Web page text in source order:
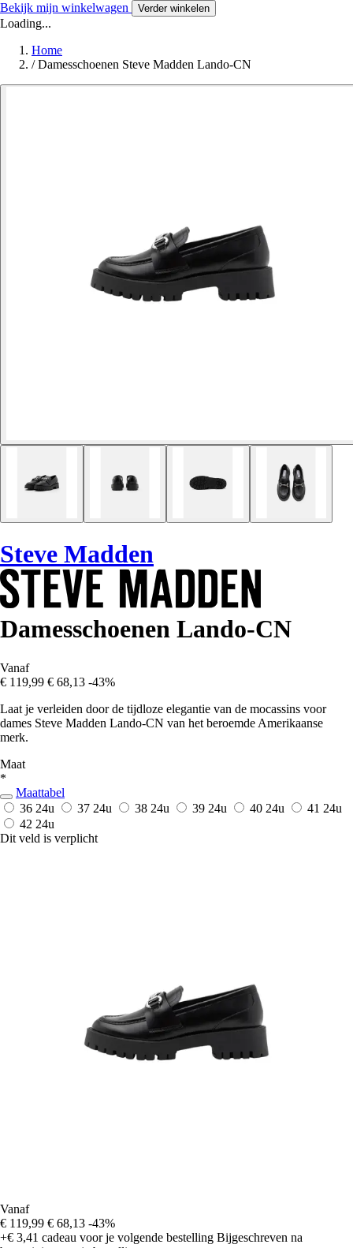
Bekijk mijn winkelwagen Verder winkelen
Loading...
Home
/ Damesschoenen Steve Madden Lando-CN
Steve Madden
Damesschoenen Lando-CN
Vanaf
€ 119,99 € 68,13 -43%
Laat je verleiden door de tijdloze elegantie van de mocassins voor
dames Steve Madden Lando-CN van het beroemde Amerikaanse
merk.
Maat
*
Maattabel
36 24u 37 24u 38 24u 39 24u 40 24u 41 24u
42 24u
Dit veld is verplicht
Vanaf
€ 119,99 € 68,13 -43%
+€ 3,41 cadeau voor je volgende bestelling Bijgeschreven na